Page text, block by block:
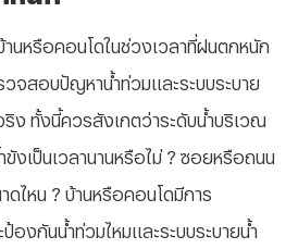
านหรือคอนโดในช่วงเวลาที่ฝนตกหนัก
วจสอบปัญหาน้ำท่วมและระบบระบาย
ง ทั้งนี้ควรสังเกตว่าระดับน้ำบริเวณ
งเป็นเวลานานหรือไม่ ? ซอยหรือถนน
ดไหน ? บ้านหรือคอนโดมีการ
งกันน้ำท่วมไหมและระบบระบายน้ำ